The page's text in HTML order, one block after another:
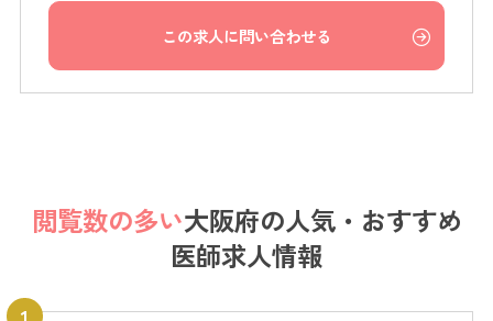
この求人に問い合わせる
閲覧数の多い大阪府の人気・おすすめ
医師求人情報